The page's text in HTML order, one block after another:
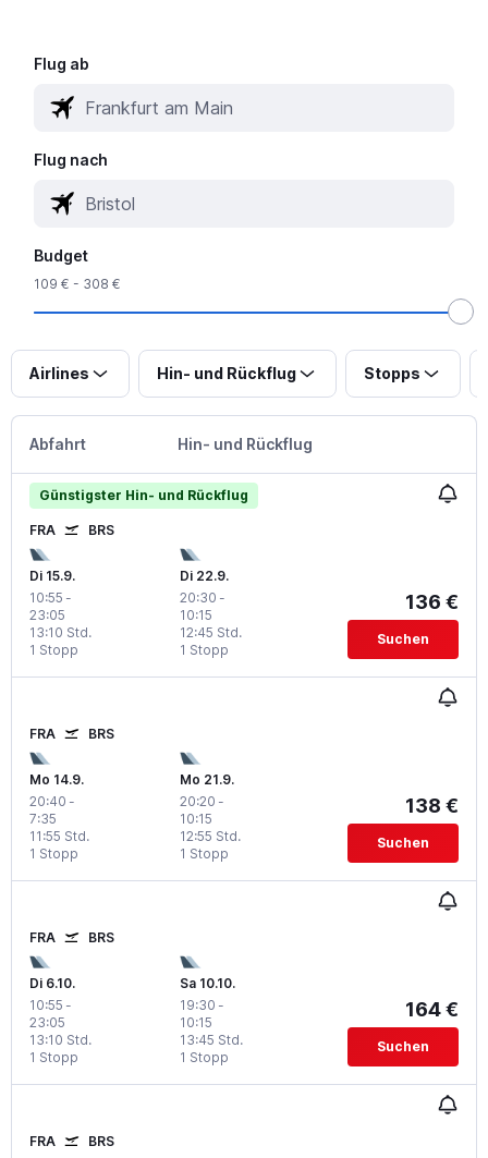
Flug ab
Flug nach
Budget
109 € - 308 €
Airlines Hin- und Rückflug Stopps
Abfahrt Hin- und Rückflug
Günstigster Hin- und Rückflug
FRA BRS
Di 15.9.
10:55 -
23:05
1 Stopp
13:10 Std.
Di 22.9.
20:30 -
10:15
1 Stopp
12:45 Std.
136 €
Suchen
FRA BRS
Mo 14.9.
20:40 -
7:35
1 Stopp
11:55 Std.
Mo 21.9.
20:20 -
10:15
1 Stopp
12:55 Std.
138 €
Suchen
FRA BRS
Di 6.10.
10:55 -
23:05
1 Stopp
13:10 Std.
Sa 10.10.
19:30 -
10:15
1 Stopp
13:45 Std.
164 €
Suchen
FRA BRS